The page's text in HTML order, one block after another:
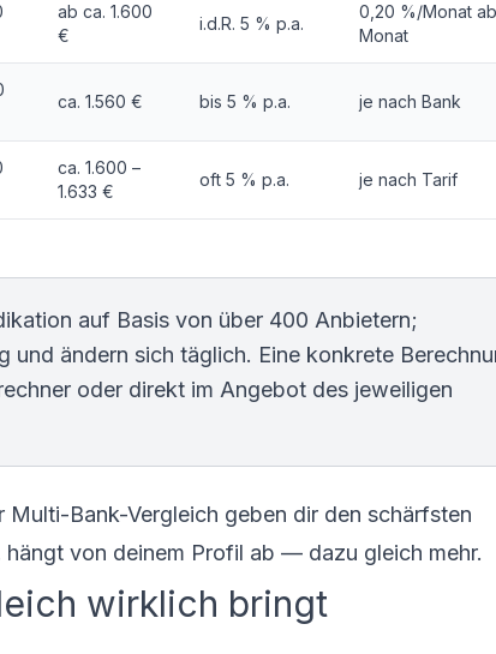
ab ca. 1.600
€
i.d.R. 5 % p.a.
0,20 %/Monat
Monat
ca. 1.560 € bis 5 % p.a. je nach Bank
ca. 1.600 –
1.633 €
oft 5 % p.a. je nach Tarif
auf Basis von über 400 Anbietern;
und ändern sich täglich. Eine konkrete
oder direkt im Angebot des jeweiligen
Bank-Vergleich geben dir den schärfsten
von deinem Profil ab — dazu gleich mehr.
wirklich bringt